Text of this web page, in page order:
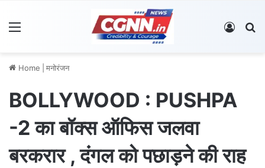
Log In
Home मनोरंजन
BOLLYWOOD : PUSHPA
-2 का बॉक्स ऑफिस जलवा
बरकरार , दंगल को पछाड़ने की राह